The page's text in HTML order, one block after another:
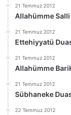
21 Temmuz 2012
Allahümme Salli
21 Temmuz 2012
Ettehiyyatü
21 Temmuz 2012
Allahümme
21 Temmuz 2012
Sübhaneke
22 Temmuz 2012